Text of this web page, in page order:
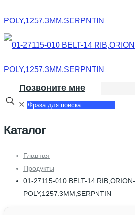
Позвоните мне
✕
Каталог
Главная
Продукты
01-27115-010 BELT-14 RIB,ORION-
POLY,1257.3MM,SERPNTIN